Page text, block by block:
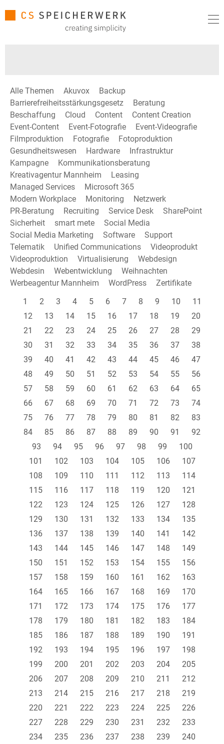
Alle Themen Akuvox
Backup
Barrierefreiheitsstärkungsgesetz
Beratung
Beschaffung
Cloud Content
Content Creation
Event-Content
Event-Fotografie
Event-Videografie
Filmproduktion
Fotografie
Fotoproduktion
Gesundheitswesen
Hardware
Infrastruktur
Kampagne
Kommunikationsberatung
Kreativagentur Mannheim
Leasing
Managed Services
Microsoft 365
Modern Workplace
Monitoring
Netzwerk
PR-Beratung
Recruiting Service Desk
SharePoint
Sicherheit
smart mete
Social Media
Social Media Marketing
Software
Support
Telematik
Unified Communications
Videoprodukt
Videoproduktion
Virtualisierung
Webdesign
Webdesin
Webentwicklung
Weihnachten
Werbeagentur Mannheim
WordPress
Zertifikate
1
2 3 4 5 6 7 8 9 10
11
12
13 14 15 16 17 18 19
20
21
22 23 24 25 26 27 28
29
30
31 32 33 34 35 36 37
38
39
40 41 42 43 44 45 46
47
48
49 50 51 52 53 54 55
56
57
58 59 60 61 62 63 64
65
66
67 68 69 70 71 72 73
74
75
76 77 78 79 80 81 82
83
84
85 86 87 88 89 90 91
92
93
94 95 96 97 98 99
100
101
102 103 104 105 106
107
108
109 110 111 112 113
114
115
116 117 118 119 120
121
122
123 124 125 126 127
128
129
130 131 132 133 134
135
136
137 138 139 140 141
142
143
144 145 146 147 148
149
150
151 152 153 154 155
156
157
158 159 160 161 162
163
164
165 166 167 168 169
170
171
172 173 174 175 176
177
178
179 180 181 182 183
184
185
186 187 188 189 190
191
192
193 194 195 196 197
198
199
200 201 202 203 204
205
206
207 208 209 210 211
212
213
214 215 216 217 218
219
220
221 222 223 224 225
226
227
228 229 230 231 232
233
234
235 236 237 238 239
240